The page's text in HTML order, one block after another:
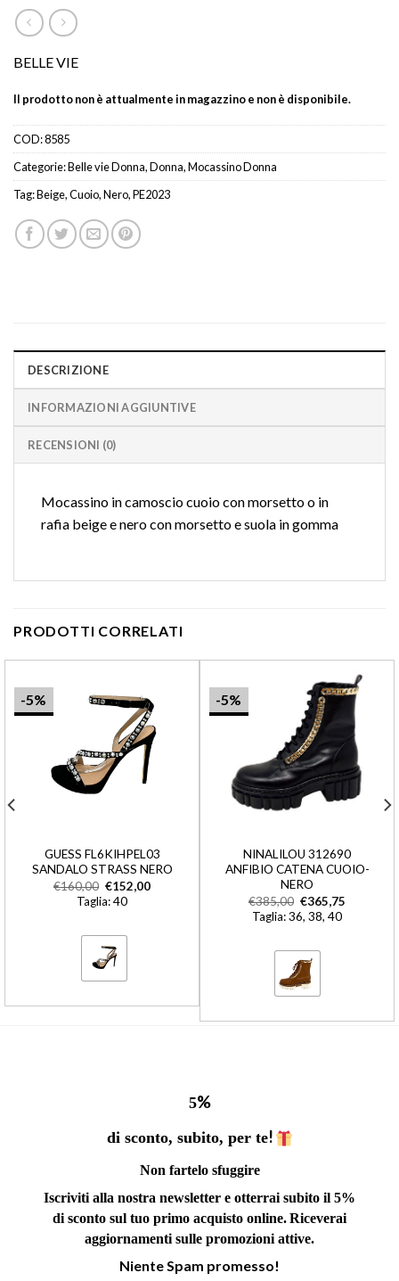
BELLE VIE
Il prodotto non è attualmente in magazzino e non è disponibile.
COD:8585
Categorie:Belle vie Donna,Donna,Mocassino Donna
Tag:Beige,Cuoio,Nero,PE2023
DESCRIZIONE
INFORMAZIONI AGGIUNTIVE
RECENSIONI (0)
Mocassino in camoscio cuoio con morsetto o in
rafia beige e nero con morsetto e suola in gomma
PRODOTTI CORRELATI
-5%
GUESS FL6KIHPEL03
SANDALO STRASS NERO
€160,00 €152,00
Taglia: 40
-5%
NINALILOU 312690
ANFIBIO CATENA CUOIO-
NERO
€385,00 €365,75
Taglia: 36, 38, 40
5%
di sconto, subito, per te!
Non fartelo sfuggire
Iscriviti alla nostra newsletter e otterrai subito il 5%
di sconto sul tuo primo acquisto online.Riceverai
aggiornamenti sulle promozioni attive.
Niente Spam promesso!